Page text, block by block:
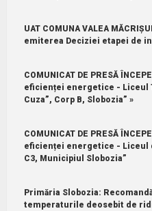
UAT COMUNA VALEA
emiterea Deciziei etapei de
COMUNICAT DE PRESĂ
eficienței energetice - Liceul
Cuza”, Corp B, Slobozia” »
COMUNICAT DE PRESĂ
eficienței energetice - Liceul
C3, Municipiul Slobozia”
Primăria Slobozia:
temperaturile deosebit de